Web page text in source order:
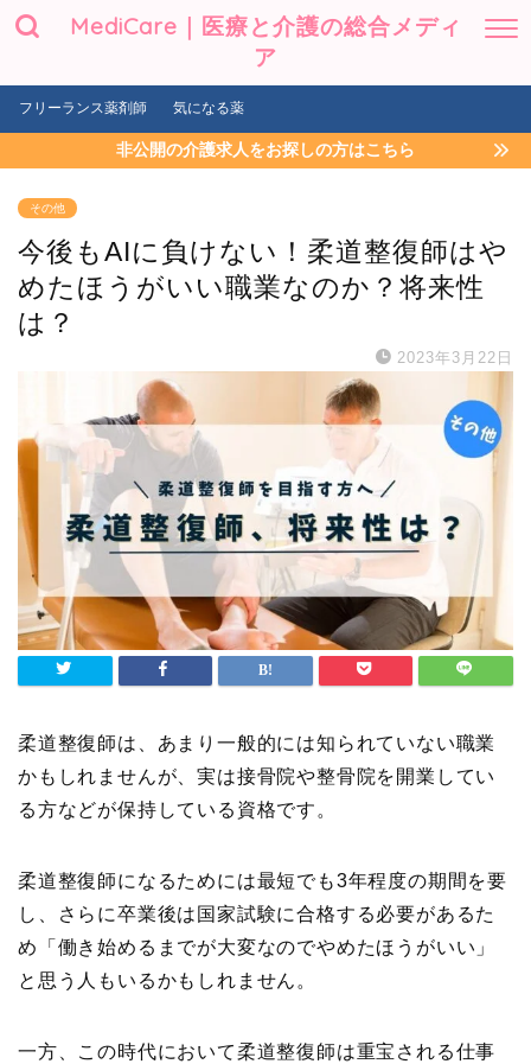
MediCare｜医療と介護の総合メディ
ア
フリーランス薬剤師 気になる薬
非公開の介護求人をお探しの方はこちら
その他
今後もAIに負けない！柔道整復師はや
めたほうがいい職業なのか？将来性
は？
2023年3月22日
柔道整復師は、あまり一般的には知られていない職業
かもしれませんが、実は接骨院や整骨院を開業してい
る方などが保持している資格です。
柔道整復師になるためには最短でも3年程度の期間を要
し、さらに卒業後は国家試験に合格する必要があるた
め「働き始めるまでが大変なのでやめたほうがいい」
と思う人もいるかもしれません。
一方、この時代において柔道整復師は重宝される仕事